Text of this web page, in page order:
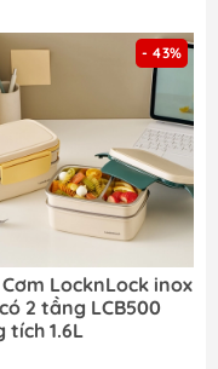
- 43%
LocknLock inox
2 tầng LCB500
tích 1.6L